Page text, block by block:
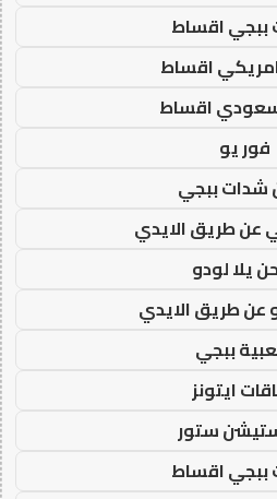
اقساط
امريكي اقساط
سعودي اقساط
فور يو
ببجي
عن طريق الايدي
يلا لودو
عن طريق الايدي
ببجي
ايتونز
ستور
اقساط